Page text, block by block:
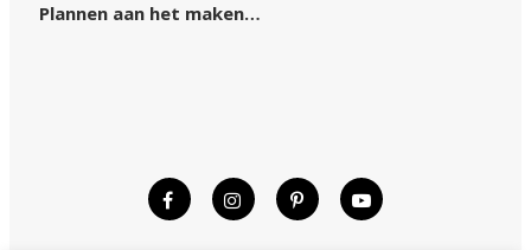
Plannen aan het maken…